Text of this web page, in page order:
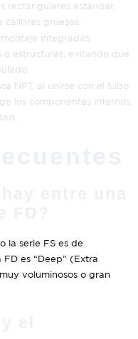
rectangulares estándar,
gruesos.
integradas
o estructuras, evitando que
NPT, al unirse con el tubo
los componentes internos
la serie FS es de
es “Deep” (Extra
voluminosos o gran